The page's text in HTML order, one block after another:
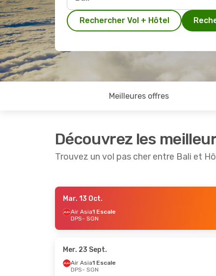
Rechercher Vol + Hôtel
Meilleures offres
Découvrez les
Trouvez un vol pas cher entre Bali et
- Dim. 18 Oct.
- Lun. 28 Sept.
Mar. 13 Oct.
Air Asia1 Escale
DPS- SGN
Mer. 23 Sept.
Air Asia1 Escale
DPS- SGN